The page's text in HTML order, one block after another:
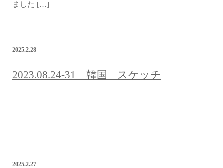
ました […]
2025.2.28
2023.08.24-31 韓国 スケッチ
2025.2.27